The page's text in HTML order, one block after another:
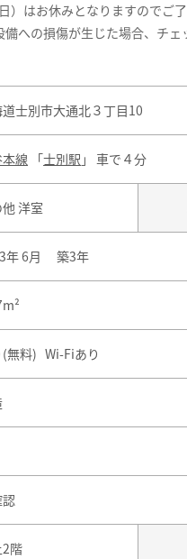
はお休みとなりますのでご了
への損傷が生じた場合、チ
士別市大通北３丁目10
線 「士別駅 」 車で４分
洋室
年 6月 築3年
(無料) Wi-Fiあり
階